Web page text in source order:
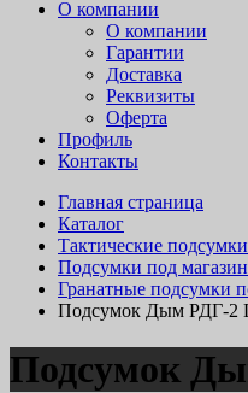
О компании
О компании
Гарантии
Доставка
Реквизиты
Оферта
Профиль
Контакты
Главная страница
Каталог
Тактические подсумки
Подсумки под
Гранатные подсумки
Подсумок Дым РДГ-2
Подсумок